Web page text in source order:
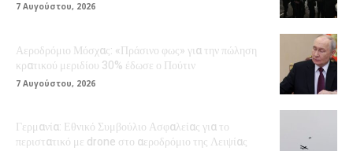
7 Αυγούστου, 2026
Αεροδρόμιο Μόσχας: «Πράσινο φως» για την πώληση
κρατικού μεριδίου 30% έδωσε ο Πούτιν
7 Αυγούστου, 2026
Γερμανία: Εθνικό Συμβούλιο Ασφαλείας για το
περιστατικό με drone στο αεροδρόμιο της Λειψίας